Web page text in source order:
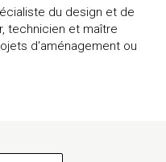
du design et de
technicien et maître
d'aménagement ou